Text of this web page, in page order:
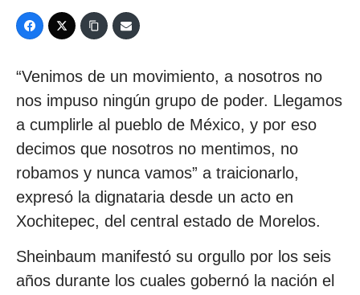
“Venimos de un movimiento, a nosotros no
nos impuso ningún grupo de poder. Llegamos
a cumplirle al pueblo de México, y por eso
decimos que nosotros no mentimos, no
robamos y nunca vamos” a traicionarlo,
expresó la dignataria desde un acto en
Xochitepec, del central estado de Morelos.
Sheinbaum manifestó su orgullo por los seis
años durante los cuales gobernó la nación el